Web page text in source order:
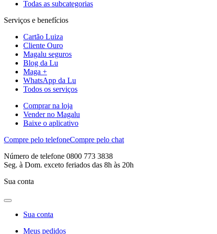
Todas as subcategorias
Serviços e benefícios
Cartão Luiza
Cliente Ouro
Magalu seguros
Blog da Lu
Maga +
WhatsApp da Lu
Todos os serviços
Comprar na loja
Vender no Magalu
Baixe o aplicativo
Compre pelo telefoneCompre pelo chat
Número de telefone 0800 773 3838
Seg. à Dom. exceto feriados das 8h às 20h
Sua conta
Sua conta
Meus pedidos